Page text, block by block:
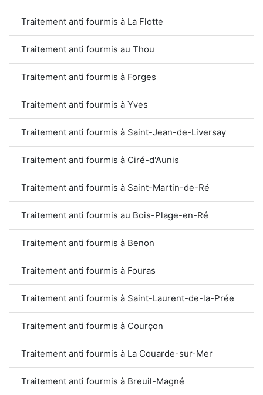
Traitement anti fourmis à La Flotte
Traitement anti fourmis au Thou
Traitement anti fourmis à Forges
Traitement anti fourmis à Yves
Traitement anti fourmis à Saint-Jean-de-Liversay
Traitement anti fourmis à Ciré-d'Aunis
Traitement anti fourmis à Saint-Martin-de-Ré
Traitement anti fourmis au Bois-Plage-en-Ré
Traitement anti fourmis à Benon
Traitement anti fourmis à Fouras
Traitement anti fourmis à Saint-Laurent-de-la-Prée
Traitement anti fourmis à Courçon
Traitement anti fourmis à La Couarde-sur-Mer
Traitement anti fourmis à Breuil-Magné